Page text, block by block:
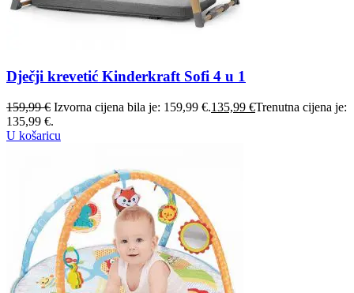
Dječji krevetić Kinderkraft Sofi 4 u 1
159,99€ Izvorna cijena bila je: 159,99 €.135,99 €Trenutna cijena je:
135,99 €.
U košaricu